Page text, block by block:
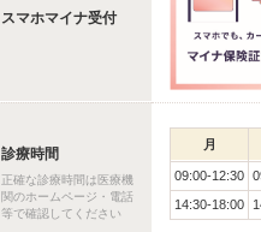
スマホマイナ受付
診療時間
正確な診療時間は医療機
関のホームページ・電話
等で確認してください
月
09:00-12:30
14:30-18:00